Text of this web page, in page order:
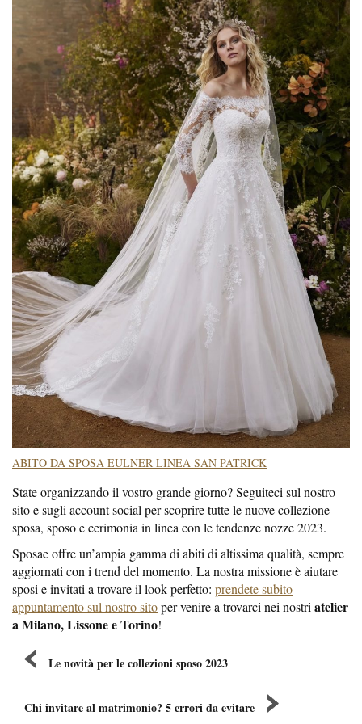
ABITO DA SPOSA EULNER LINEA SAN PATRICK
State organizzando il vostro grande giorno? Seguiteci sul nostro
sito e sugli account social per scoprire tutte le nuove collezione
sposa, sposo e cerimonia in linea con le tendenze nozze 2023.
Sposae offre un’ampia gamma di abiti di altissima qualità, sempre
aggiornati con i trend del momento. La nostra missione è aiutare
sposi e invitati a trovare il look perfetto: prendete subito
appuntamento sul nostro sitoper venire a trovarci nei nostri atelier
a Milano, Lissone e Torino!
Le novità per le collezioni sposo 2023
Chi invitare al matrimonio? 5 errori da evitare